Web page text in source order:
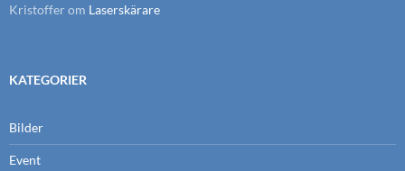
Kristoffer om Laserskärare
KATEGORIER
Bilder
Event